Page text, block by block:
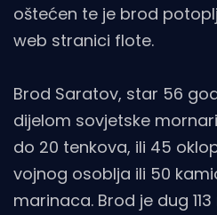
oštećen te je brod
web stranici flote.
Brod Saratov, star 56
dijelom sovjetske
do 20 tenkova, ili 45
vojnog osoblja ili 50
marinaca. Brod je dug